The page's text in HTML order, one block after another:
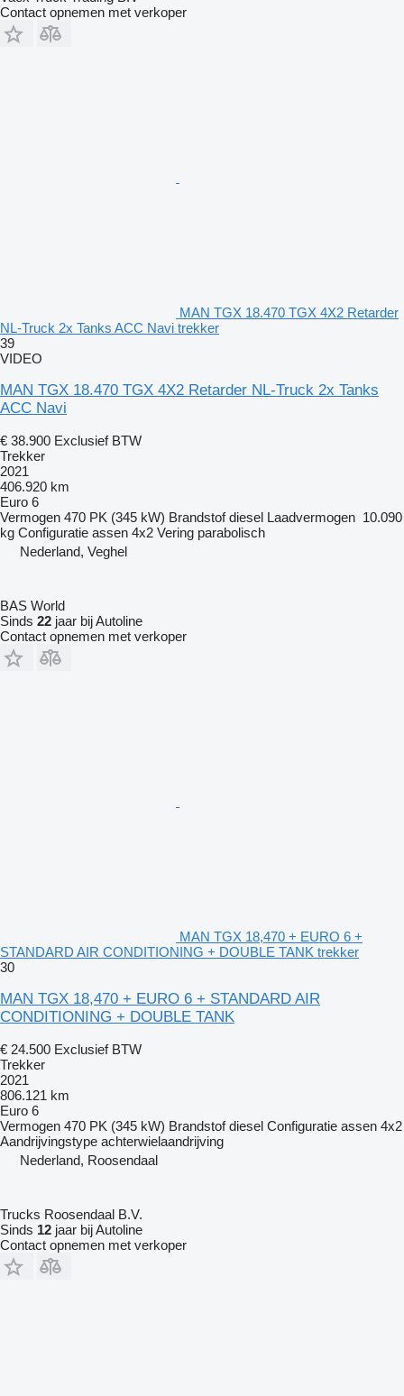
Contact opnemen met verkoper
MAN TGX 18.470 TGX 4X2 Retarder
NL-Truck 2x Tanks ACC Navi trekker
39
VIDEO
MAN TGX 18.470 TGX 4X2 Retarder NL-Truck 2x Tanks
ACC Navi
€ 38.900 Exclusief BTW
Trekker
2021
406.920 km
Euro 6
Vermogen 470 PK (345 kW) Brandstof diesel Laadvermogen 10.090
kg Configuratie assen 4x2 Vering parabolisch
Nederland, Veghel
BAS World
Sinds 22 jaar bij Autoline
Contact opnemen met verkoper
MAN TGX 18,470 + EURO 6 +
STANDARD AIR CONDITIONING + DOUBLE TANK trekker
30
MAN TGX 18,470 + EURO 6 + STANDARD AIR
CONDITIONING + DOUBLE TANK
€ 24.500 Exclusief BTW
Trekker
2021
806.121 km
Euro 6
Vermogen 470 PK (345 kW) Brandstof diesel Configuratie assen 4x2
Aandrijvingstype achterwielaandrijving
Nederland, Roosendaal
Trucks Roosendaal B.V.
Sinds 12 jaar bij Autoline
Contact opnemen met verkoper